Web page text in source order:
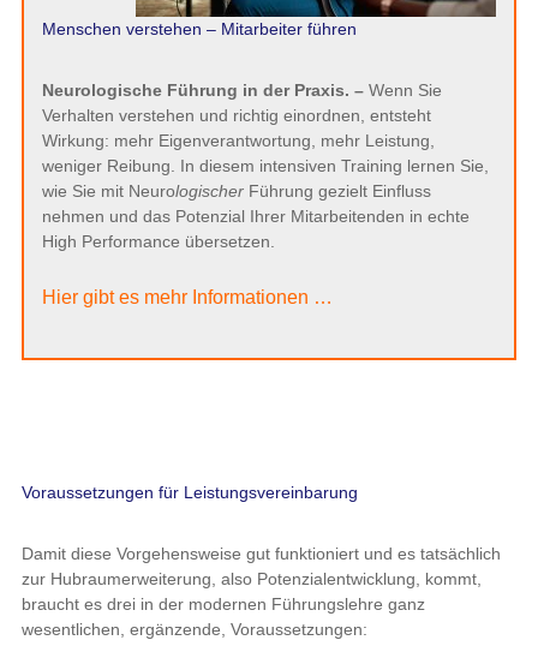
Menschen verstehen – Mitarbeiter führen
Neurologische Führung in der Praxis. – Wenn Sie
Verhalten verstehen und richtig einordnen, entsteht
Wirkung: mehr Eigenverantwortung, mehr Leistung,
weniger Reibung. In diesem intensiven Training lernen Sie,
wie Sie mit NeurologischerFührung gezielt Einfluss
nehmen und das Potenzial Ihrer Mitarbeitenden in echte
High Performance übersetzen.
Hier gibt es mehr Informationen …
Voraussetzungen für Leistungsvereinbarung
Damit diese Vorgehensweise gut funktioniert und es tatsächlich
zur Hubraumerweiterung, also Potenzialentwicklung, kommt,
braucht es drei in der modernen Führungslehre ganz
wesentlichen, ergänzende, Voraussetzungen: